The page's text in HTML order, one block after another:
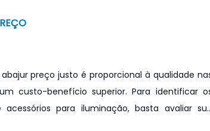
preço justo é proporcional à qualidade
custo-benefício superior. Para identificar
acessórios para iluminação, basta avaliar
e diversidade do portfólio e soluções